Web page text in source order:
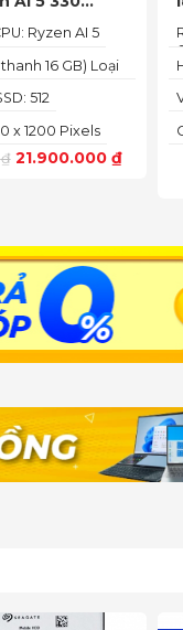
14″ FHD+/Win
Home
365
₫ 21.900.000 ₫
x 1200 Pixels
512
thanh 16 GB) Loại
Ryzen AI 5